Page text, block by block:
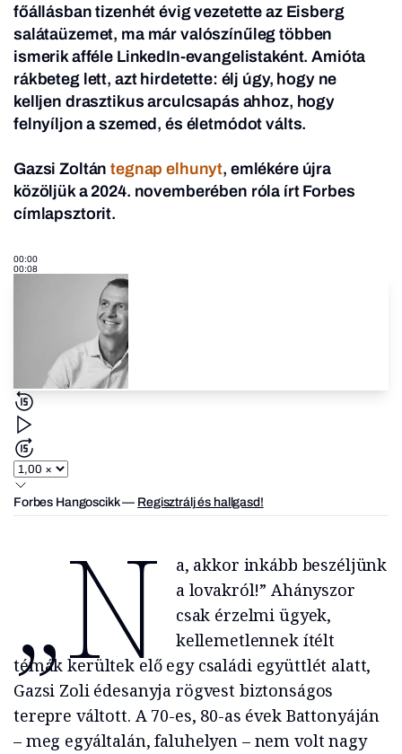
főállásban tizenhét évig vezetette az Eisberg
salátaüzemet, ma már valószínűleg többen
ismerik afféle LinkedIn-evangelistaként. Amióta
rákbeteg lett, azt hirdetette: élj úgy, hogy ne
kelljen drasztikus arculcsapás ahhoz, hogy
felnyíljon a szemed, és életmódot válts.
Gazsi Zoltántegnap elhunyt, emlékére újra
közöljük a 2024. novemberében róla írt Forbes
címlapsztorit.
00:00
00:08
Forbes Hangoscikk— Regisztrálj és hallgasd!
„N
a, akkor inkább beszéljünk
a lovakról!” Ahányszor
csak érzelmi ügyek,
kellemetlennek ítélt
témák kerültek elő egy családi együttlét alatt,
Gazsi Zoli édesanyja rögvest biztonságos
terepre váltott. A 70-es, 80-as évek Battonyáján
– meg egyáltalán, faluhelyen – nem volt nagy